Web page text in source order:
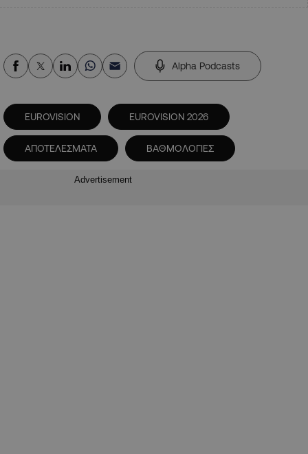
Alpha Podcasts
EUROVISION EUROVISION 2026
ΑΠΟΤΕΛΕΣΜΑΤΑ ΒΑΘΜΟΛΟΓΙΕΣ
Advertisement